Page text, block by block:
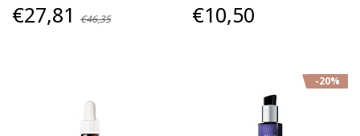
€27,81 €46,35 €10,50
-20%